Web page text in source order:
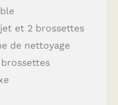
et 2 brossettes
de nettoyage